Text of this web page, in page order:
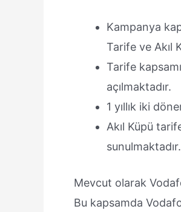
Kampanya
Tarife ve Akıl
Tarife
açılmaktadır.
1 yıllık iki
Akıl Küpü
sunulmaktadır.
Mevcut olarak
Bu kapsamda